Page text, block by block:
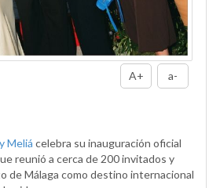
A+ a-
Meliá celebra su inauguración oficial
reunió a cerca de 200 invitados y
de Málaga como destino internacional